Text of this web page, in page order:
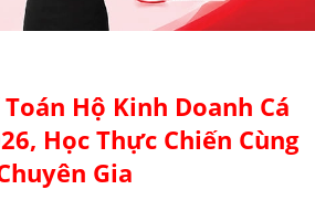
Hộ Kinh Doanh Cá
Học Thực Chiến Cùng
Gia